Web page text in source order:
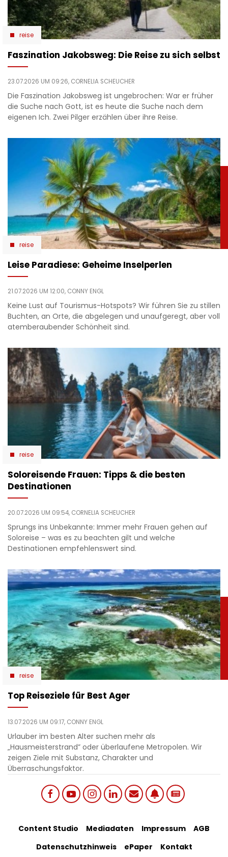
reise
Faszination Jakobsweg: Die Reise zu sich selbst
23.07.2026 UM 09:26, CORNELIA SCHEUCHER
Die Faszination Jakobsweg ist ungebrochen: War er früher
die Suche nach Gott, ist es heute die Suche nach dem
eigenen Ich. Zwei Pilger erzählen über ihre Reise.
reise
Leise Paradiese: Geheime Inselperlen
21.07.2026 UM 12:00, CONNY ENGL
Keine Lust auf Tourismus-Hotspots? Wir führen Sie zu stillen
Buchten, an Orte, die abgelegen und unaufgeregt, aber voll
atemberaubender Schönheit sind.
reise
Soloreisende Frauen: Tipps & die besten
Destinationen
20.07.2026 UM 09:54, CORNELIA SCHEUCHER
Sprungs ins Unbekannte: Immer mehr Frauen gehen auf
Soloreise – was es zu beachten gilt und welche
Destinationen empfehlenswert sind.
reise
Top Reiseziele für Best Ager
13.07.2026 UM 09:17, CONNY ENGL
Urlauber im besten Alter suchen mehr als
„Hausmeisterstrand” oder überlaufene Metropolen. Wir
zeigen Ziele mit Substanz, Charakter und
Überraschungsfaktor.
links
Footer
Content Studio Mediadaten Impressum
AGB
Datenschutzhinweis
ePaper Kontakt